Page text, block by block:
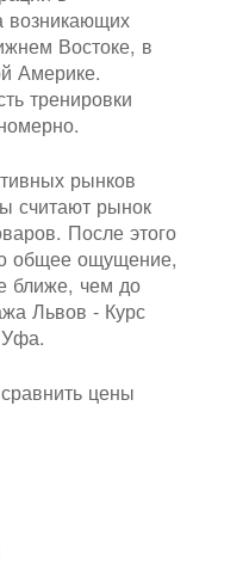
возникающих
Востоке, в
Америке.
тренировки
рынков
считают рынок
После этого
общее ощущение,
ближе, чем до
Львов - Курс
цены